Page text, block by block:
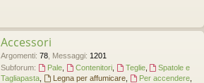
Accessori
Argomenti: 78 Messaggi: 1201
Subforum:
Pale, Contenitori, Teglie,
Spatole e
Tagliapasta
Legna per affumicare, Per accendere,